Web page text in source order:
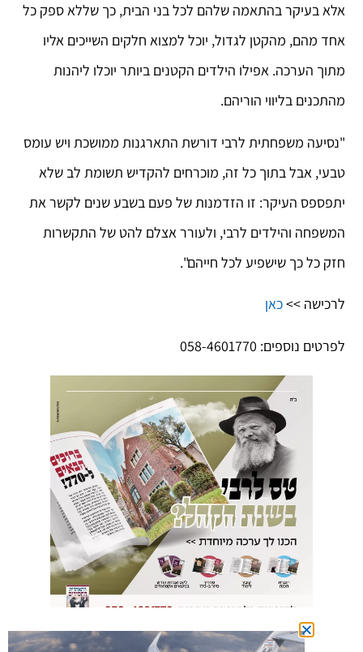
אלא בעיקר בהתאמה שלהם לכל בני הבית, כך שללא ספק כל
אחד מהם, מהקטן לגדול, יוכל למצוא חלקים השייכים אליו
מתוך הערכה. אפילו הילדים הקטנים ביותר יוכלו ליהנות
מהתכנים בליווי הוריהם.
"נסיעה משפחתית לרבי דורשת התארגנות ממושכת ויש עומס
טבעי, אבל בתוך כל זה, מוכרחים להקדיש תשומת לב שלא
יתפספס העיקר: זו הזדמנות של פעם בשבע שנים לקשר את
המשפחה והילדים לרבי, ולעורר אצלם להט של התקשרות
חזק כל כך שישפיע לכל חייהם".
לרכישה >>כאן
לפרטים נוספים: 058-4601770